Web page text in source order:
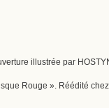
illustrée par
Rouge ». Réédité